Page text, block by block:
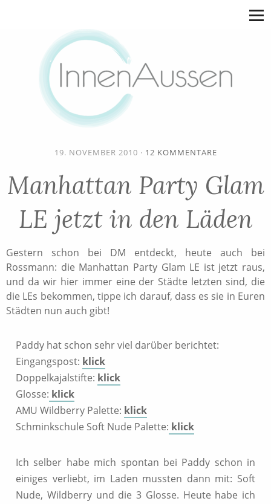
19. NOVEMBER 2010 · 12 KOMMENTARE
Manhattan Party Glam
LE jetzt in den Läden
Gestern schon bei DM entdeckt, heute auch bei
Rossmann: die Manhattan Party Glam LE ist jetzt raus,
und da wir hier immer eine der Städte letzten sind, die
die LEs bekommen, tippe ich darauf, dass es sie in Euren
Städten nun auch gibt!
Paddy hat schon sehr viel darüber berichtet:
Eingangspost: klick
Doppelkajalstifte: klick
Glosse: klick
AMU Wildberry Palette: klick
Schminkschule Soft Nude Palette: klick
Ich selber habe mich spontan bei Paddy schon in
einiges verliebt, im Laden mussten dann mit: Soft
Nude, Wildberry und die 3 Glosse. Heute habe ich